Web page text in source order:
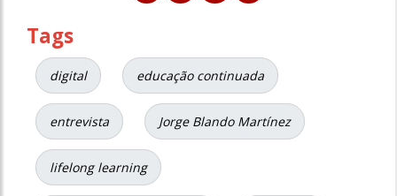
Tags
digital educação continuada
entrevista Jorge Blando Martínez
lifelong learning